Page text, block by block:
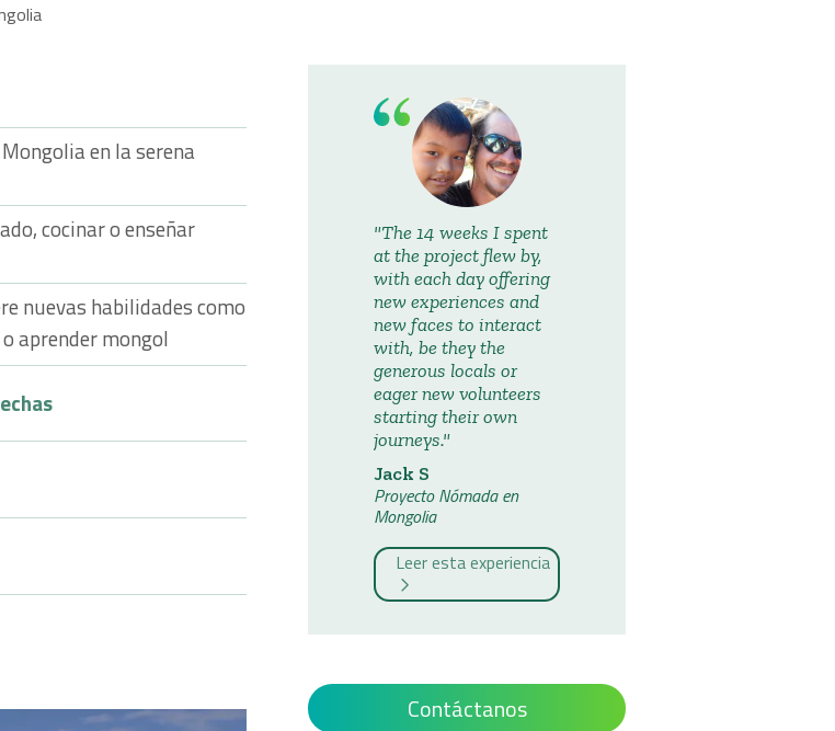
en la serena
cocinar o enseñar
nuevas habilidades como
aprender mongol
The 14 weeks I spent
at the project flew by,
with each day offering
new experiences and
new faces to interact
with, be they the
generous locals or
eager new volunteers
starting their own
journeys.
Jack S
Proyecto Nómada en
Mongolia
Leer esta experiencia
Contáctanos